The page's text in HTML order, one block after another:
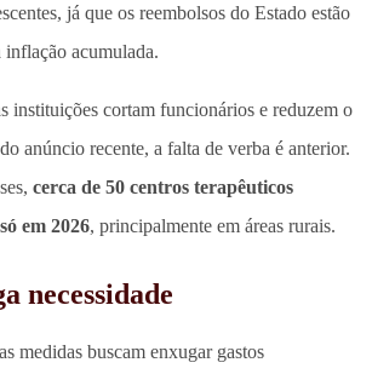
já que os reembolsos do Estado estão
inflação acumulada.
instituições cortam funcionários e reduzem o
anúncio recente, a falta de verba é anterior.
cerca de 50 centros terapêuticos
em 2026, principalmente em áreas rurais.
necessidade
medidas buscam enxugar gastos